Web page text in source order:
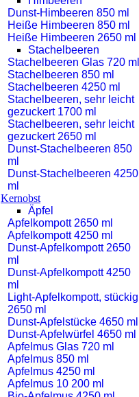
Dunst-Himbeeren 850 ml
Heiße Himbeeren 850 ml
Heiße Himbeeren 2650 ml
Stachelbeeren
Stachelbeeren Glas 720 ml
Stachelbeeren 850 ml
Stachelbeeren 4250 ml
Stachelbeeren, sehr leicht
gezuckert 1700 ml
Stachelbeeren, sehr leicht
gezuckert 2650 ml
Dunst-Stachelbeeren 850
ml
Dunst-Stachelbeeren 4250
ml
Kernobst
Äpfel
Apfelkompott 2650 ml
Apfelkompott 4250 ml
Dunst-Apfelkompott 2650
ml
Dunst-Apfelkompott 4250
ml
Light-Apfelkompott, stückig
2650 ml
Dunst-Apfelstücke 4650 ml
Dunst-Apfelwürfel 4650 ml
Apfelmus Glas 720 ml
Apfelmus 850 ml
Apfelmus 4250 ml
Apfelmus 10 200 ml